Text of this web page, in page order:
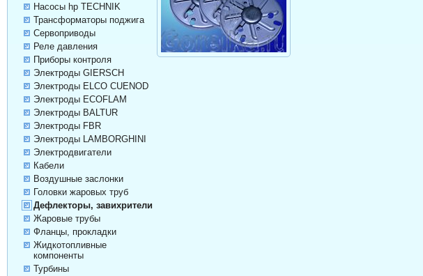
Насосы hp TECHNIK
Трансформаторы поджига
Сервоприводы
Реле давления
Приборы контроля
Электроды GIERSCH
Электроды ELCO CUENOD
Электроды ECOFLAM
Электроды BALTUR
Электроды FBR
Электроды LAMBORGHINI
Электродвигатели
Кабели
Воздушные заслонки
Головки жаровых труб
Дефлекторы, завихрители
Жаровые трубы
Фланцы, прокладки
Жидкотопливные
компоненты
Турбины